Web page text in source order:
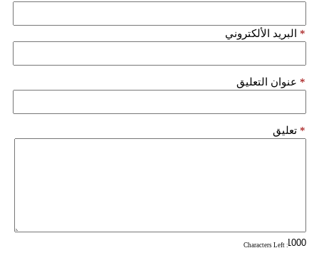
سيارات
البريد الألكتروني *
عنوان التعليق *
تعليق *
: Characters Left